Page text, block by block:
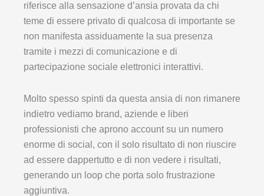
riferisce alla sensazione d’ansia provata da chi
teme di essere privato di qualcosa di importante se
non manifesta assiduamente la sua presenza
tramite i mezzi di comunicazione e di
partecipazione sociale elettronici interattivi.
Molto spesso spinti da questa ansia di non rimanere
indietro vediamo brand, aziende e liberi
professionisti che aprono account su un numero
enorme di social, con il solo risultato di non riuscire
ad essere dappertutto e di non vedere i risultati,
generando un loop che porta solo frustrazione
aggiuntiva.